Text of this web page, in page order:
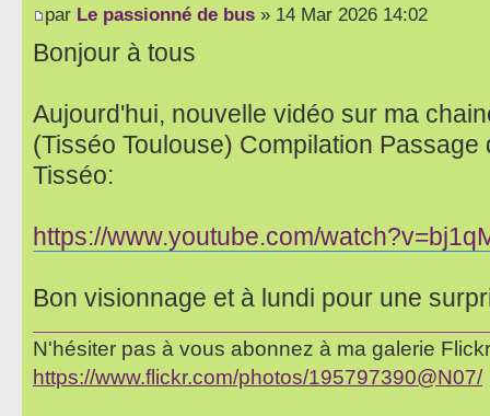
par Le passionné de bus » 14 Mar 2026 14:02
Bonjour à tous
Aujourd'hui, nouvelle vidéo sur ma
(Tisséo Toulouse) Compilation
Tisséo:
https://www.youtube.com/
Bon visionnage et à lundi pour une
N'hésiter pas à vous abonnez à ma galerie
https://www.flickr.com/photos/195797390@N07/